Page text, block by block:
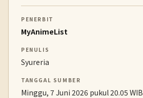
PENERBIT
MyAnimeList
PENULIS
Syureria
TANGGAL SUMBER
Minggu, 7 Juni 2026 pukul 20.05 WIB